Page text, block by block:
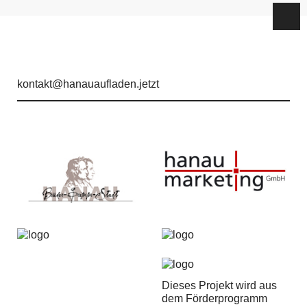
kontakt@hanauaufladen.jetzt
Dieses Projekt wird aus
dem Förderprogramm